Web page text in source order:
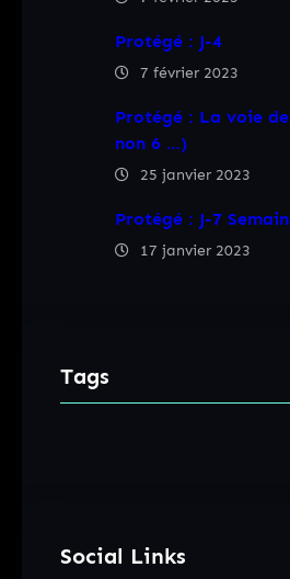
Protégé : J-4
7 février 2023
Protégé : La voie
non 6 …)
25 janvier 2023
Protégé : J-7
17 janvier 2023
Tags
Social Links